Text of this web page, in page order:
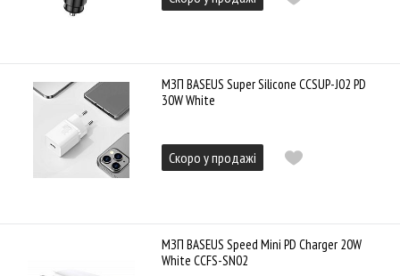
МЗП BASEUS Super Silicone CCSUP-J02 PD
30W White
Скоро у продажі
МЗП BASEUS Speed Mini PD Charger 20W
White CCFS-SN02